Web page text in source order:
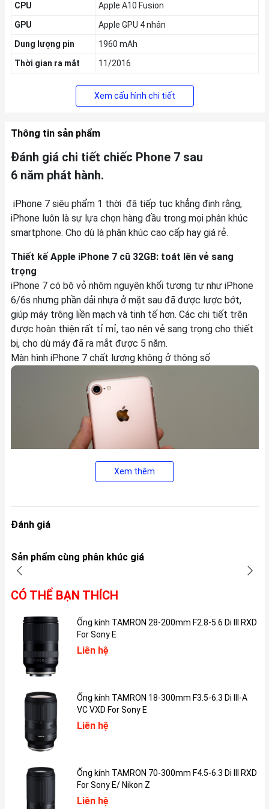
CPU
Apple A10 Fusion
GPU
Apple GPU 4 nhân
Dung lượng pin
1960 mAh
Thời gian ra mắt
11/2016
Xem cấu hình chi tiết
Thông tin sản phẩm
Đánh giá chi tiết chiếc Phone 7 sau
6 năm phát hành.
iPhone 7 siêu phẩm 1 thời đã tiếp tục khẳng định rằng,
iPhone luôn là sự lựa chọn hàng đầu trong mọi phân khúc
smartphone. Cho dù là phân khúc cao cấp hay giá rẻ.
Thiết kế Apple iPhone 7 cũ 32GB: toát lên vẻ sang
trọng
iPhone 7 có bộ vỏ nhôm nguyên khối tương tự như iPhone
6/6s nhưng phần dải nhựa ở mặt sau đã được lược bớt,
giúp máy trông liền mạch và tinh tế hơn. Các chi tiết trên
được hoàn thiện rất tỉ mỉ, tạo nên vẻ sang trọng cho thiết
bị, cho dù máy đã ra mắt được 5 năm.
Màn hình iPhone 7 chất lượng không ở thông số
iPhone 7 tuy chỉ được trang bị màn hình độ phân giải HD
trên kích thước 4.7 inch nhưng với tấm nền IPS LCD cao
và PHIÊN BẢN cho ra rõ nét, trung thực.
3D Touch trên Apple iPhone 7 cực hữu dụng.
Xem thêm
Đánh giá
Sản phẩm cùng phân khúc giá
CÓ THỂ BẠN THÍCH
Ống kính TAMRON 28-200mm F2.8-5.6 Di III RXD
For Sony E
Liên hệ
Ống kính TAMRON 18-300mm F3.5-6.3 Di III-A
VC VXD For Sony E
Liên hệ
Ống kính TAMRON 70-300mm F4.5-6.3 Di III RXD
For Sony E/ Nikon Z
Liên hệ